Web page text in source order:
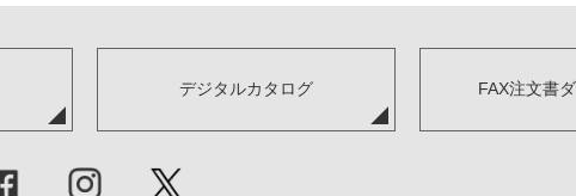
デジタルカタログ FAX注文書